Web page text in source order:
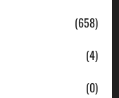
(658)
(4)
(0)